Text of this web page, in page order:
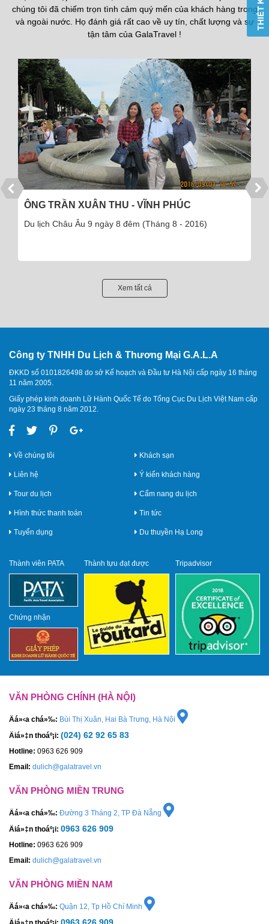
chúng tôi đã chiếm trọn tình cảm quý mến của khách hàng trong
và ngoài nước. Họ đánh giá rất cao về uy tín, chất lượng và sự
tận tâm của GalaTravel !
ÔNG TRẦN XUÂN THU - VĨNH PHÚC
Du lịch Châu Âu 9 ngày 8 đêm (Tháng 8 - 2016)
Xem tất cả
Công ty TNHH Du Lịch & Thương Mại G.A.L.A
ĐKKD số 0101826498 do sở Kế hoạch và Đầu tư Hà Nội cấp ngày 16 tháng
11 năm 2005.
Giấy phép kinh doanh Lữ Hành Quốc Tế do Tổng Cục Du Lịch Việt Nam cấp
ngày 23 tháng 8 năm 2012.
Về chúng tôi
Liên hệ
Tour du lịch
Hình thức thanh toán
Tuyển dụng
Khách sạn
Ý kiến khách hàng
Cẩm nang du lịch
Tin tức
Du thuyền Hạ Long
Thành viên PATA
Chứng nhận
Thành tựu đạt được Tripadvisor
VĂN PHÒNG CHÍNH (HÀ NỘI)
Äá»‹a chá»‰: Bùi Thị Xuân, Hai Bà Trưng, Hà Nội
Äiá»‡n thoáº¡i: (024) 62 92 65 83
Hotline: 0963 626 909
Email: dulich@galatravel.vn
VĂN PHÒNG MIỀN TRUNG
Äá»‹a chá»‰: Đường 3 Tháng 2, TP Đà Nẵng
Äiá»‡n thoáº¡i: 0963 626 909
Hotline: 0963 626 909
Email: dulich@galatravel.vn
VĂN PHÒNG MIỀN NAM
Äá»‹a chá»‰: Quận 12, Tp Hồ Chí Minh